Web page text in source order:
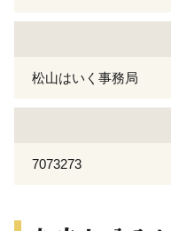
松山はいく事務局
7073273